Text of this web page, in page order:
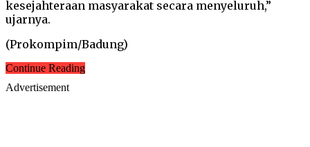
kesejahteraan masyarakat secara menyeluruh,”
ujarnya.
(Prokompim/Badung)
Continue Reading
Advertisement